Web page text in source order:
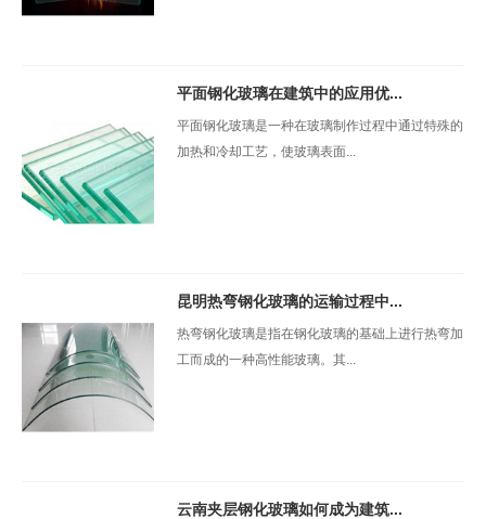
平面钢化玻璃在建筑中的应用优...
平面钢化玻璃是一种在玻璃制作过程中通过特殊的
加热和冷却工艺，使玻璃表面...
昆明热弯钢化玻璃的运输过程中...
热弯钢化玻璃是指在钢化玻璃的基础上进行热弯加
工而成的一种高性能玻璃。其...
云南夹层钢化玻璃如何成为建筑...